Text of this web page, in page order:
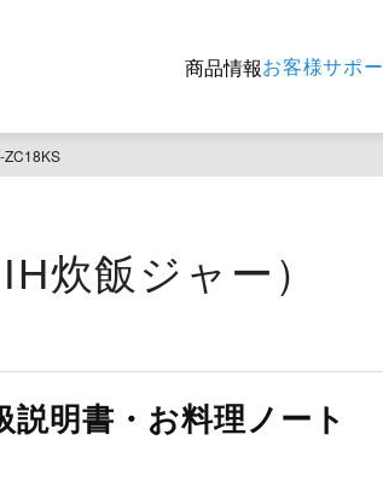
商品情報お客様サポ
ZC18KS
炊飯ジャー）
明書・お料理ノート